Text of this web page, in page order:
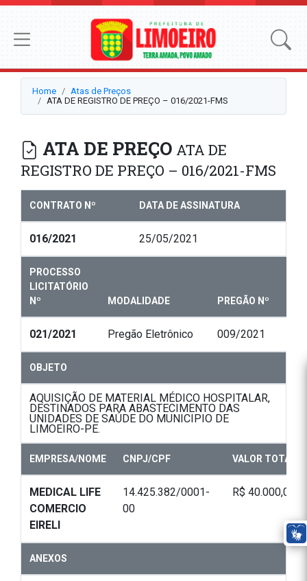
Home
Atas de Preços
ATA DE REGISTRO DE PREÇO – 016/2021-FMS
ATA DE PREÇO ATA DE
REGISTRO DE PREÇO – 016/2021-FMS
CONTRATO Nº DATA DE ASSINATURA
016/2021 25/05/2021
PROCESSO
LICITATÓRIO
Nº
MODALIDADE PREGÃO Nº
021/2021 Pregão Eletrônico 009/2021
OBJETO
AQUISIÇÃO DE MATERIAL MÉDICO HOSPITALAR,
DESTINADOS PARA ABASTECIMENTO DAS
UNIDADES DE SAÚDE DO MUNICIPIO DE
LIMOEIRO-PE.
EMPRESA/NOME CNPJ/CPF VALOR TOTAL
MEDICAL LIFE
COMERCIO
EIRELI
14.425.382/0001-
00
R$ 40.000,00
ANEXOS